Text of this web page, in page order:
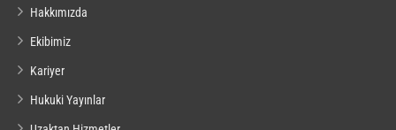
Hakkımızda
Ekibimiz
Kariyer
Hukuki Yayınlar